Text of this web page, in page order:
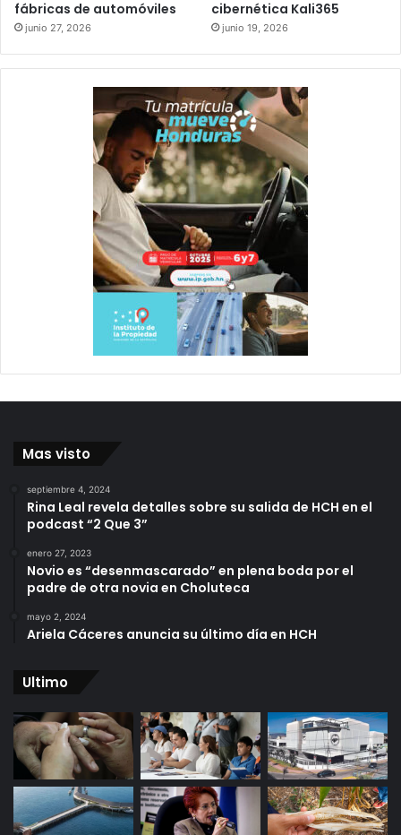
fábricas de automóviles
junio 27, 2026
cibernética Kali365
junio 19, 2026
Mas visto
septiembre 4, 2024
Rina Leal revela detalles sobre su salida de HCH en el
podcast “2 Que 3”
enero 27, 2023
Novio es “desenmascarado” en plena boda por el
padre de otra novia en Choluteca
mayo 2, 2024
Ariela Cáceres anuncia su último día en HCH
Ultimo